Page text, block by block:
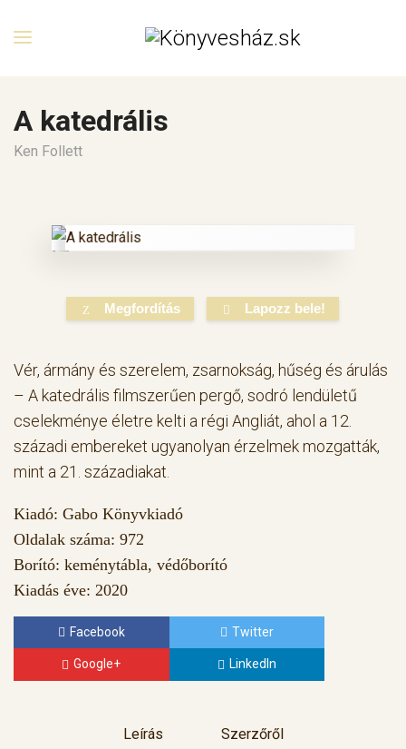
A katedrális
Ken Follett
Megfordítás Lapozz bele!
Vér, ármány és szerelem, zsarnokság, hűség és árulás
– A katedrális filmszerűen pergő, sodró lendületű
cselekménye életre kelti a régi Angliát, ahol a 12.
századi embereket ugyanolyan érzelmek mozgatták,
mint a 21. századiakat.
Kiadó: Gabo Könyvkiadó
Oldalak száma: 972
Borító: keménytábla, védőborító
Kiadás éve: 2020
Facebook Twitter
Google+ LinkedIn
Leírás Szerzőről